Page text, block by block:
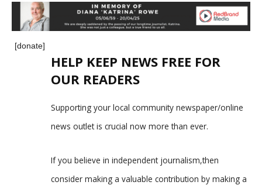
[donate]
HELP KEEP NEWS FREE FOR
OUR READERS
Supporting your local community newspaper/online
news outlet is crucial now more than ever.
If you believe in independent journalism,then
consider making a valuable contribution by making a